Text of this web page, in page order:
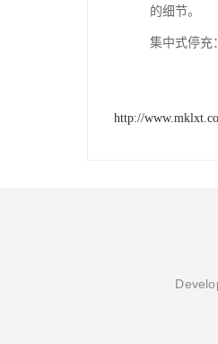
的细节。
集中式停充
http://